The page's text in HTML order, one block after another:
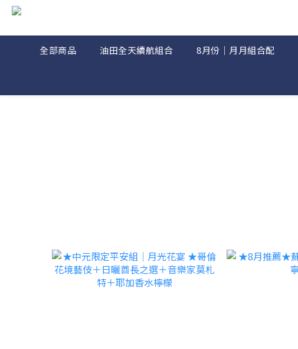
全部商品 油田全天續航組合 8月份｜月月組合配